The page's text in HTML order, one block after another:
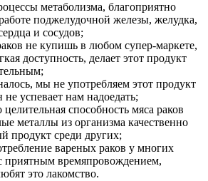
метаболизма, благоприятно
поджелудочной железы, желудка,
и сосудов;
не купишь в любом супер-маркете,
доступность, делает этот продукт
мы не употребляем этот продукт
успевает нам надоедать;
способность мяса раков
металлы из организма качественно
продукт среди других;
вареных раков у многих
приятным времяпровождением,
это лакомство.